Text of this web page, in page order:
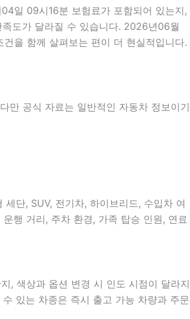
일 09시16분 보험료가 포함되어 있는지,
도가 달라질 수 있습니다. 2026년06월
을 함께 살펴보는 편이 더 현실적입니다.
만 공식 자료는 일반적인 자동차 정보이기
단, SUV, 전기차, 하이브리드, 수입차 여
행 거리, 주차 환경, 가족 탑승 인원, 연료
, 색상과 옵션 변경 시 인도 시점이 달라지
있는 차종은 즉시 출고 가능 차량과 주문